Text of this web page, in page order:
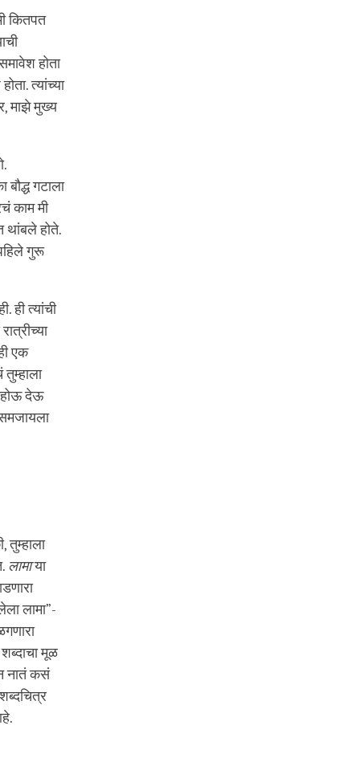
कितपत
होता
त्यांच्या
माझे मुख्य
गटाला
काम मी
थांबले होते.
गुरू
ही त्यांची
एक
तुम्हाला
होऊ देऊ
समजायला
तुम्हाला
लामाया
लामा”-
मूळ
नातं कसं